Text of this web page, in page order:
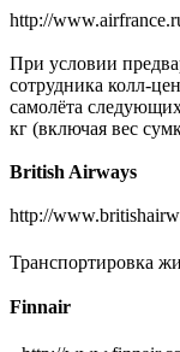
http://
При условии
сотрудника колл-
самолёта
кг (включая вес
British Airways
http://
Транспортировка
Finnair